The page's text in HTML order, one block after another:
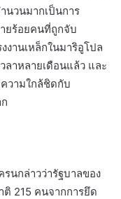
นวนมากเป็นการ
ยร้อยคนที่ถูกจับ
งานเหล็กในมาริอูโปล
ลาหลายเดือนแล้ว และ
วามใกล้ชิดกับ
รนกล่าวว่ารัฐบาลของ
ติ 215 คนจากการยึด